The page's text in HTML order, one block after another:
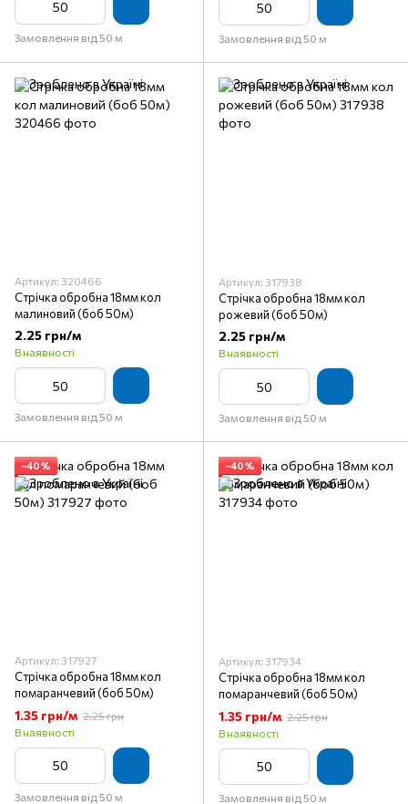
Замовлення від 50 м Замовлення від 50 м
Артикул: 320466
Стрічка обробна 18мм кол
малиновий (боб 50м)
2.25 грн/м
В наявності
Замовлення від 50 м
Артикул: 317938
Стрічка обробна 18мм кол
рожевий (боб 50м)
2.25 грн/м
В наявності
Замовлення від 50 м
−40%
Артикул: 317927
Стрічка обробна 18мм кол
помаранчевий (боб 50м)
1.35 грн/м 2.25 грн
В наявності
Замовлення від 50 м
−40%
Артикул: 317934
Стрічка обробна 18мм кол
помаранчевий (боб 50м)
1.35 грн/м 2.25 грн
В наявності
Замовлення від 50 м